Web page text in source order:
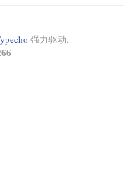
强力驱动.